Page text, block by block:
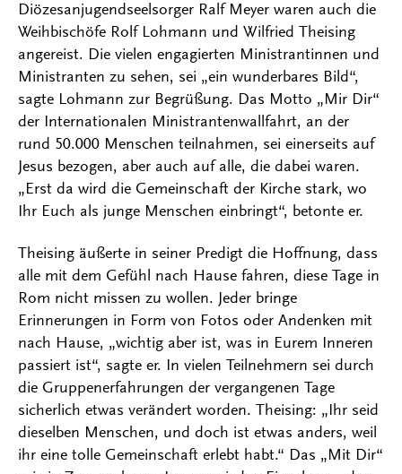
Diözesanjugendseelsorger Ralf Meyer waren auch die
Weihbischöfe Rolf Lohmann und Wilfried Theising
angereist. Die vielen engagierten Ministrantinnen und
Ministranten zu sehen, sei „ein wunderbares Bild“,
sagte Lohmann zur Begrüßung. Das Motto „Mir Dir“
der Internationalen Ministrantenwallfahrt, an der
rund 50.000 Menschen teilnahmen, sei einerseits auf
Jesus bezogen, aber auch auf alle, die dabei waren.
„Erst da wird die Gemeinschaft der Kirche stark, wo
Ihr Euch als junge Menschen einbringt“, betonte er.
Theising äußerte in seiner Predigt die Hoffnung, dass
alle mit dem Gefühl nach Hause fahren, diese Tage in
Rom nicht missen zu wollen. Jeder bringe
Erinnerungen in Form von Fotos oder Andenken mit
nach Hause, „wichtig aber ist, was in Eurem Inneren
passiert ist“, sagte er. In vielen Teilnehmern sei durch
die Gruppenerfahrungen der vergangenen Tage
sicherlich etwas verändert worden. Theising: „Ihr seid
dieselben Menschen, und doch ist etwas anders, weil
ihr eine tolle Gemeinschaft erlebt habt.“ Das „Mit Dir“